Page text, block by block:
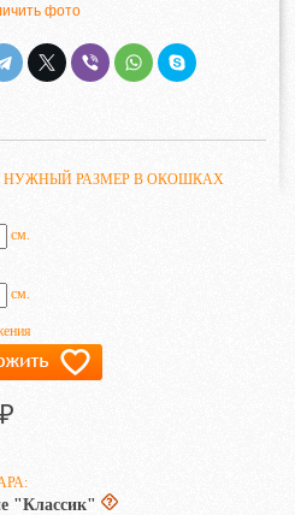
фото
НУЖНЫЙ РАЗМЕР В ОКОШКАХ
см.
см.
₽
"Классик"